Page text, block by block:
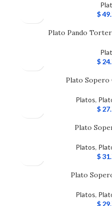
$
Plato Pando
$
Plato Sopero
Platos,
$
Plato
Platos,
$
Plato
Platos,
$